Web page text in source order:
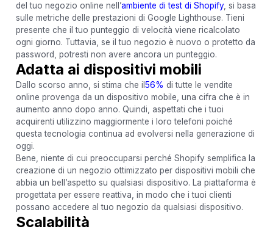
del tuo negozio online nell’ambiente di test di Shopify, si basa
sulle metriche delle prestazioni di Google Lighthouse. Tieni
presente che il tuo punteggio di velocità viene ricalcolato
ogni giorno. Tuttavia, se il tuo negozio è nuovo o protetto da
password, potresti non avere ancora un punteggio.
Adatta ai dispositivi mobili
Dallo scorso anno, si stima che il 56% di tutte le vendite
online provenga da un dispositivo mobile, una cifra che è in
aumento anno dopo anno. Quindi, aspettati che i tuoi
acquirenti utilizzino maggiormente i loro telefoni poiché
questa tecnologia continua ad evolversi nella generazione di
oggi.
Bene, niente di cui preoccuparsi perché Shopify semplifica la
creazione di un negozio ottimizzato per dispositivi mobili che
abbia un bell’aspetto su qualsiasi dispositivo. La piattaforma è
progettata per essere reattiva, in modo che i tuoi clienti
possano accedere al tuo negozio da qualsiasi dispositivo.
Scalabilità